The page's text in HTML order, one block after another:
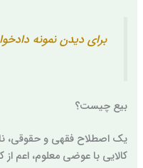
برای دیدن نمونه
بیع چیست؟
یک اصطلاح فقهی و حقوقی،
کالایی با عوضی معلوم، اعم از